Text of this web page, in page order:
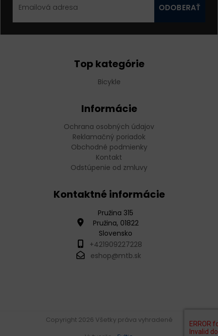
ODOBERAŤ
Top kategórie
Bicykle
Informácie
Ochrana osobných údajov
Reklamačný poriadok
Obchodné podmienky
Kontakt
Odstúpenie od zmluvy
Kontaktné informácie
Pružina 315
Pružina, 01822
Slovensko
+421909227228
eshop@mtb.sk
Copyright 2026 Všetky práva vyhradené